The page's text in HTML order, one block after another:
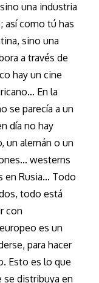
una industria
así como tú has
sino una
a través de
hay un cine
En la
se parecía a un
día no hay
un alemán o un
westerns
en Rusia… Todo
todo está
con
es un
para hacer
Esto es lo que
se distribuya en